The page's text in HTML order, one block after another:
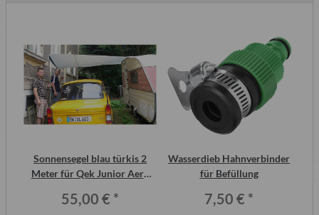
Sonnensegel blau türkis 2
Meter für Qek Junior Aero
55,00 € *
Wasserdieb Hahnverbinder
für Befüllung
7,50 € *